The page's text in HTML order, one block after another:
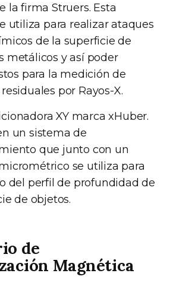
la firma Struers. Esta
utiliza para realizar ataques
de la superficie de
metálicos y así poder
para la medición de
por Rayos-X.
XY marca xHuber.
un sistema de
que junto con un
se utiliza para
del perfil de profundidad de
de objetos.
de
Magnética